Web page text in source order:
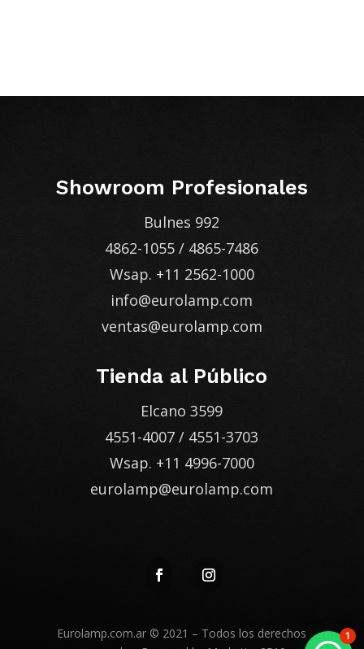
Showroom Profesionales
Bulnes 992
4862-1055 / 4865-7486
Wsap. +11 2562-1000
info@eurolamp.com
ventas@eurolamp.com
Tienda al Público
Elcano 3599
4551-4007 / 4551-3703
Wsap. +11 4996-7000
eurolamp@eurolamp.com
Eurolamp.com.ar © 2021 – Todos los derechos
1